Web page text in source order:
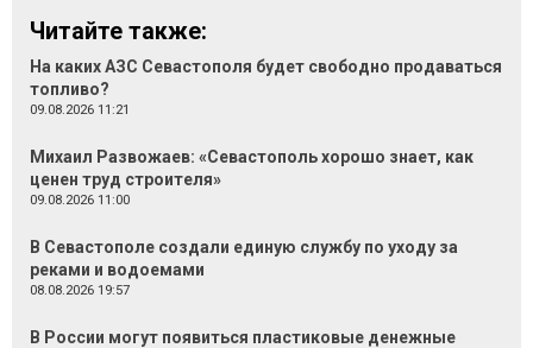
Читайте также:
На каких АЗС Севастополя будет свободно продаваться
топливо?
09.08.2026 11:21
Михаил Развожаев: «Севастополь хорошо знает, как
ценен труд строителя»
09.08.2026 11:00
В Севастополе создали единую службу по уходу за
реками и водоемами
08.08.2026 19:57
В России могут появиться пластиковые денежные